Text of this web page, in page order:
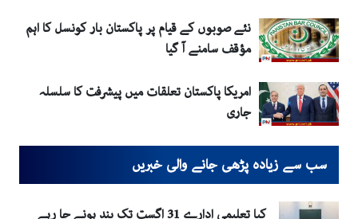
نئے صوبوں کے قیام پر پاکستان بار کونسل کا اہم
مؤقف سامنے آ گیا
امریکا پاکستان تعلقات میں پیشرفت کا سلسلہ
جاری
سب سے زیادہ پڑھی جانے والی خبریں